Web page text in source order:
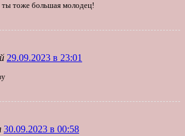
ты тоже большая молодец!
29.09.2023 в 23:01
30.09.2023 в 00:58